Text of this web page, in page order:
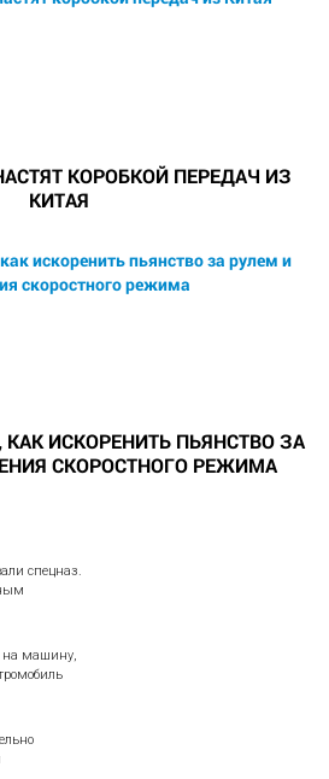
КОРОБКОЙ ПЕРЕДАЧ ИЗ
КИТАЯ
ИСКОРЕНИТЬ ПЬЯНСТВО ЗА
СКОРОСТНОГО РЕЖИМА
спецназ.
на машину,